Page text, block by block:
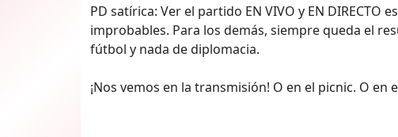
PD satírica: Ver el partido EN VIVO y EN
improbables. Para los demás, siempre queda el
fútbol y nada de diplomacia.
¡Nos vemos en la transmisión! O en el picnic. O en